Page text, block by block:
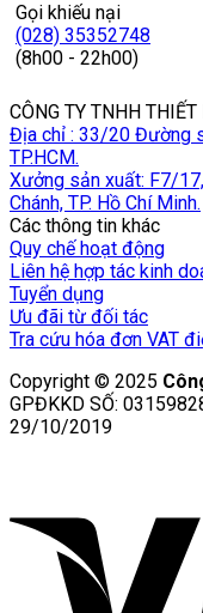
Gọi khiếu nại
(028) 35352748
(8h00 - 22h00)
CÔNG TY TNHH
Địa chỉ : 33/20 Đường
TP.HCM.
Xưởng sản xuất: F7/
Chánh, TP. Hồ Chí Minh.
Các thông tin khác
Quy chế hoạt động
Liên hệ hợp tác kinh
Tuyển dụng
Ưu đãi từ đối tác
Tra cứu hóa đơn VAT
Copyright © 2025
GPĐKKD SỐ:
29/10/2019